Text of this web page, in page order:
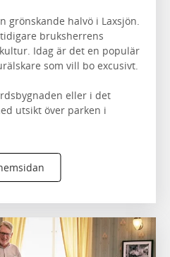
grönskande halvö i Laxsjön.
bruksherrens
Idag är det en populär
som vill bo excusivt.
eller i det
utsikt över parken i